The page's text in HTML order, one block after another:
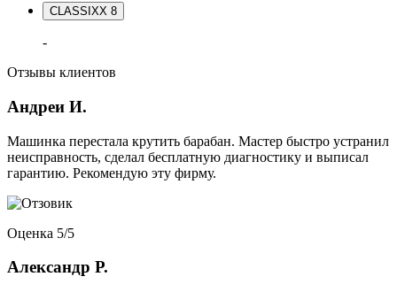
CLASSIXX 8
-
Отзывы клиентов
Андреи И.
Машинка перестала крутить барабан. Мастер быстро устранил
неисправность, сделал бесплатную диагностику и выписал
гарантию. Рекомендую эту фирму.
Оценка 5/5
Александр Р.